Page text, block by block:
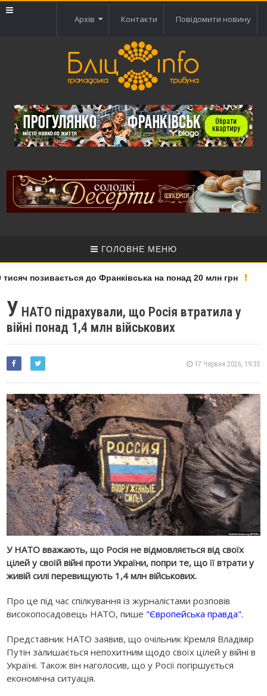
Архів Контакти Повідомити новину
ГОЛОВНЕ МЕНЮ
позивається до Франківська на понад 20 млн грн
У НАТО підрахували, що Росія втратила у
війні понад 1,4 млн військових
17 Червня 2026, 19:35
У НАТО вважають, що Росія не відмовляється від своїх
цілей у своїй війні проти України, попри те, що її втрати у
живій силі перевищують 1,4 млн військових.
Про це під час спілкування із журналістами розповів
високопосадовець НАТО, пише "Європейська правда".
Представник НАТО заявив, що очільник Кремля Владімір
Путін залишається непохитним щодо своїх цілей у війні в
Україні. Також він наголосив, що у Росії погіршується
економічна ситуація.